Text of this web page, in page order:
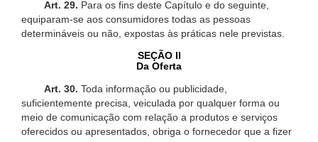
Art. 29. Para os fins deste Capítulo e do seguinte,
equiparam-se aos consumidores todas as pessoas
determináveis ou não, expostas às práticas nele previstas.
SEÇÃO II
Da Oferta
Art. 30. Toda informação ou publicidade,
suficientemente precisa, veiculada por qualquer forma ou
meio de comunicação com relação a produtos e serviços
oferecidos ou apresentados, obriga o fornecedor que a fizer